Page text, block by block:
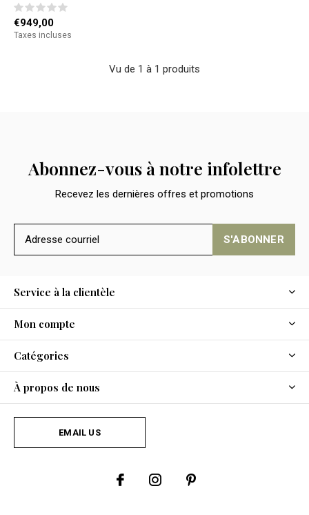
€949,00
Taxes incluses
Vu de 1 à 1 produits
Abonnez-vous à notre infolettre
Recevez les dernières offres et promotions
S'ABONNER
Service à la clientèle
Mon compte
Catégories
À propos de nous
EMAIL US